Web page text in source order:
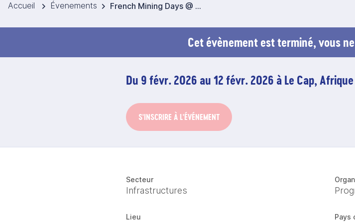
Accueil Évenements French Mining Days @ MINING INDABA 2026 - Afrique du Sud
Cet évènement est terminé, vous
Du 9 févr. 2026 au 12 févr. 2026 à Le Cap,
S'INSCRIRE À L'ÉVÉNEMENT
Secteur
Infrastructures
Lieu Pays